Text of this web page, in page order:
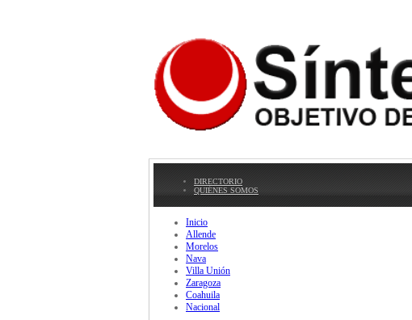
DIRECTORIO
QUIÉNES SOMOS
Inicio
Allende
Morelos
Nava
Villa Unión
Zaragoza
Coahuila
Nacional